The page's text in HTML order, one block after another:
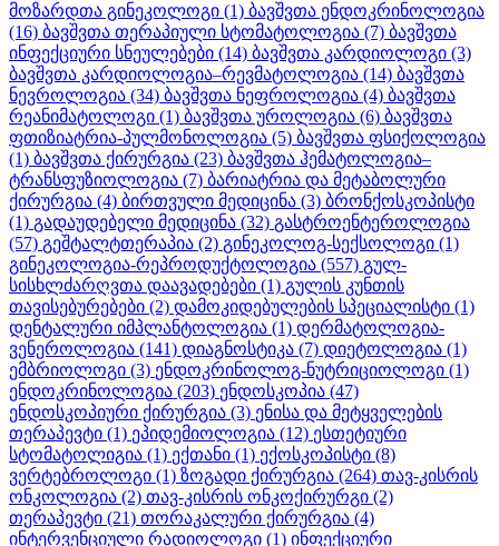
მოზარდთა გინეკოლოგი (1) ბავშვთა ენდოკრინოლოგია
(16) ბავშვთა თერაპიული სტომატოლოგია (7) ბავშვთა
ინფექციური სნეულებები (14) ბავშვთა კარდიოლოგი (3)
ბავშვთა კარდიოლოგია–რევმატოლოგია (14) ბავშვთა
ნევროლოგია (34) ბავშვთა ნეფროლოგია (4) ბავშვთა
რეანიმატოლოგი (1) ბავშვთა უროლოგია (6) ბავშვთა
ფთიზიატრია-პულმონოლოგია (5) ბავშვთა ფსიქოლოგია
(1) ბავშვთა ქირურგია (23) ბავშვთა ჰემატოლოგია–
ტრანსფუზიოლოგია (7) ბარიატრია და მეტაბოლური
ქირურგია (4) ბირთვული მედიცინა (3) ბრონქოსკოპისტი
(1) გადაუდებელი მედიცინა (32) გასტროენტეროლოგია
(57) გეშტალტთერაპია (2) გინეკოლოგ-სექსოლოგი (1)
გინეკოლოგია-რეპროდუქტოლოგია (557) გულ-
სისხლძარღვთა დაავადებები (1) გულის კუნთის
თავისებურებები (2) დამოკიდებულების სპეციალისტი (1)
დენტალური იმპლანტოლოგია (1) დერმატოლოგია-
ვენეროლოგია (141) დიაგნოსტიკა (7) დიეტოლოგია (1)
ემბრიოლოგი (3) ენდოკრინოლოგ-ნუტრიციოლოგი (1)
ენდოკრინოლოგია (203) ენდოსკოპია (47)
ენდოსკოპიური ქირურგია (3) ენისა და მეტყველების
თერაპევტი (1) ეპიდემიოლოგია (12) ესთეტიური
სტომატოლიგია (1) ექთანი (1) ექოსკოპისტი (8)
ვერტებროლოგი (1) ზოგადი ქირურგია (264) თავ-კისრის
ონკოლოგია (2) თავ-კისრის ონკოქირურგი (2)
თერაპევტი (21) თორაკალური ქირურგია (4)
ინტერვენციული რადიოლოგი (1) ინფექციური